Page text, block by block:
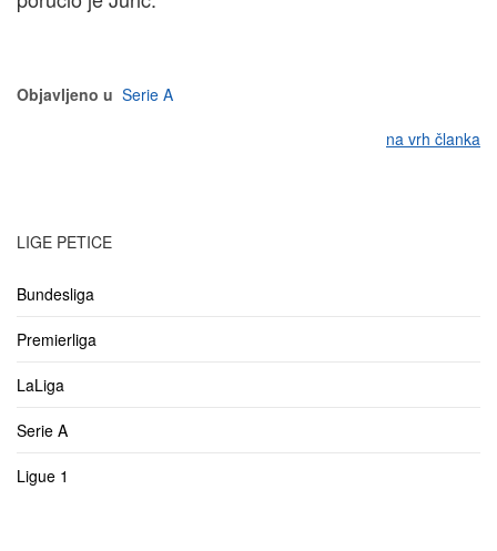
Objavljeno u Serie A
na vrh članka
LIGE PETICE
Bundesliga
Premierliga
LaLiga
Serie A
Ligue 1